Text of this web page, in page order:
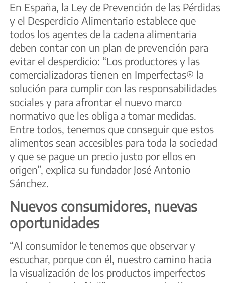
En España, la Ley de Prevención de las Pérdidas
y el Desperdicio Alimentario establece que
todos los agentes de la cadena alimentaria
deben contar con un plan de prevención para
evitar el desperdicio: “Los productores y las
comercializadoras tienen en Imperfectas® la
solución para cumplir con las responsabilidades
sociales y para afrontar el nuevo marco
normativo que les obliga a tomar medidas.
Entre todos, tenemos que conseguir que estos
alimentos sean accesibles para toda la sociedad
y que se pague un precio justo por ellos en
origen”, explica su fundador José Antonio
Sánchez.
Nuevos consumidores, nuevas
oportunidades
“Al consumidor le tenemos que observar y
escuchar, porque con él, nuestro camino hacia
la visualización de los productos imperfectos